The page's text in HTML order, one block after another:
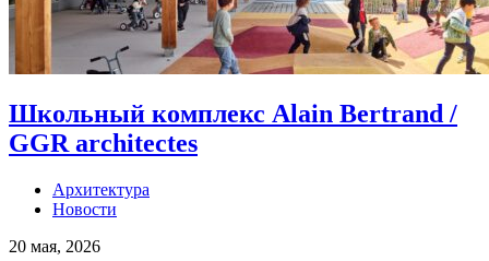
Школьный комплекс Alain Bertrand /
GGR architectes
Архитектура
Новости
20 мая, 2026